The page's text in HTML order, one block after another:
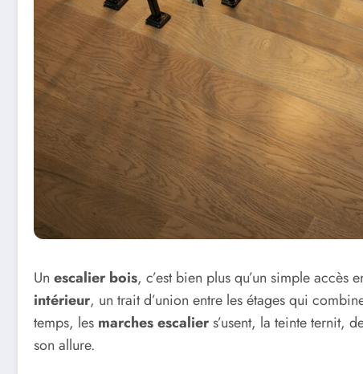
Un escalier bois, c’est bien plus qu’un simple accès
intérieur, un trait d’union entre les étages qui
temps, les marches escaliers’usent, la teinte ternit,
son allure.